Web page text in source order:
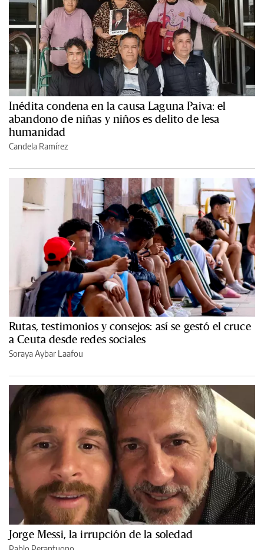
Inédita condena en la causa Laguna Paiva: el
abandono de niñas y niños es delito de lesa
humanidad
Candela Ramírez
Rutas, testimonios y consejos: así se gestó el cruce
a Ceuta desde redes sociales
Soraya Aybar Laafou
Jorge Messi, la irrupción de la soledad